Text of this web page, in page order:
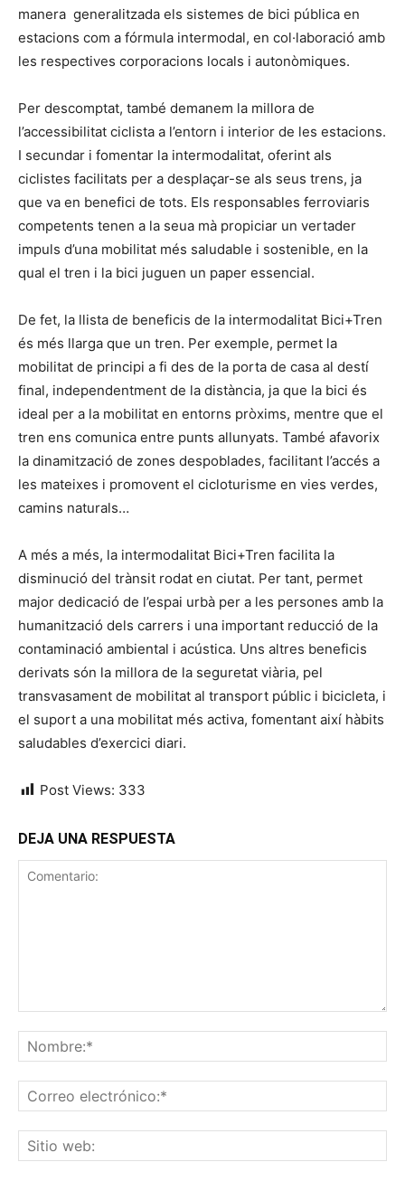
manera generalitzada els sistemes de bici pública en
estacions com a fórmula intermodal, en col·laboració amb
les respectives corporacions locals i autonòmiques.
Per descomptat, també demanem la millora de
l’accessibilitat ciclista a l’entorn i interior de les estacions.
I secundar i fomentar la intermodalitat, oferint als
ciclistes facilitats per a desplaçar-se als seus trens, ja
que va en benefici de tots. Els responsables ferroviaris
competents tenen a la seua mà propiciar un vertader
impuls d’una mobilitat més saludable i sostenible, en la
qual el tren i la bici juguen un paper essencial.
De fet, la llista de beneficis de la intermodalitat Bici+Tren
és més llarga que un tren. Per exemple, permet la
mobilitat de principi a fi des de la porta de casa al destí
final, independentment de la distància, ja que la bici és
ideal per a la mobilitat en entorns pròxims, mentre que el
tren ens comunica entre punts allunyats. També afavorix
la dinamització de zones despoblades, facilitant l’accés a
les mateixes i promovent el cicloturisme en vies verdes,
camins naturals…
A més a més, la intermodalitat Bici+Tren facilita la
disminució del trànsit rodat en ciutat. Per tant, permet
major dedicació de l’espai urbà per a les persones amb la
humanització dels carrers i una important reducció de la
contaminació ambiental i acústica. Uns altres beneficis
derivats són la millora de la seguretat viària, pel
transvasament de mobilitat al transport públic i bicicleta, i
el suport a una mobilitat més activa, fomentant així hàbits
saludables d’exercici diari.
Post Views: 333
DEJA UNA RESPUESTA